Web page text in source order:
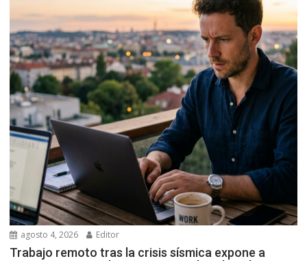
agosto 4, 2026 Editor
Trabajo remoto tras la crisis sísmica expone a